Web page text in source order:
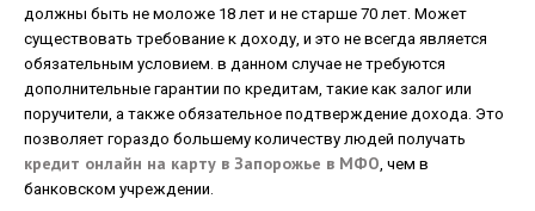
должны быть не моложе 18 лет и не старше 70 лет. Может
существовать требование к доходу, и это не всегда является
обязательным условием. в данном случае не требуются
дополнительные гарантии по кредитам, такие как залог или
поручители, а также обязательное подтверждение дохода. Это
позволяет гораздо большему количеству людей получать
кредит онлайн на карту в Запорожье в МФО, чем в
банковском учреждении.